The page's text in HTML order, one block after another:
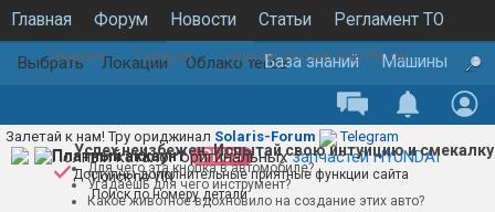
Главная Форум Новости Статьи Регламент ТО
Каталог запчастей Галерея
Выбрать Локации Облако теговБаза знаний Машины
Главная Галерея Hyundai Veloster N ETCR 10/09/2019
Залетай к нам! Тру ориджинал Solaris-Forum Telegram
Полный каталог оригинальныхзапчастей HYUNDAI
Поиск по VIN
Поиск по номеру детали
Успех неизбежен. Испытай свою интуицию и смекалку
Для чего эта кнопка в автомобиле?
Угадаешь для чего инструмент?
Какое животное вдохновило на создание этих авто?
Платный аккаунт PLUS
Доступны дополнительные приятные функции сайта